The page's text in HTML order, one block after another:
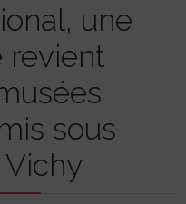
une
revient
sous